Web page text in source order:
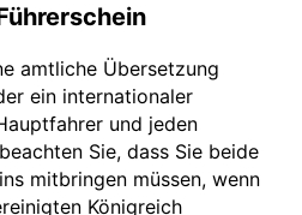
amtliche Übersetzung
ein internationaler
und jeden
Sie, dass Sie beide
mitbringen müssen, wenn
Königreich